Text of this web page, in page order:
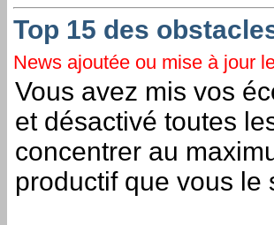
Top 15 des
News ajoutée ou mise à jour
Vous avez mis vos
et désactivé toutes
concentrer au
productif que vous le